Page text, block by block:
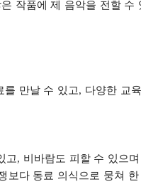
작품에 제 음악을 전할
를 만날 수 있고, 다양한 교
고, 비바람도 피할 수 있으
다 동료 의식으로 뭉쳐